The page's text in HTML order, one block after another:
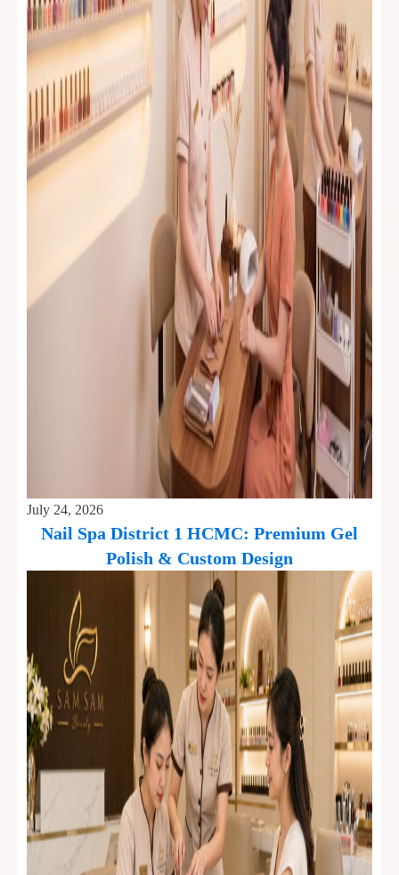
July 24, 2026
Nail Spa District 1 HCMC: Premium Gel
Polish & Custom Design